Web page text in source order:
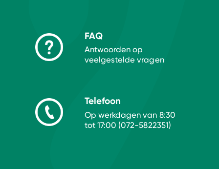
FAQ
Antwoorden op
veelgestelde vragen
Telefoon
Op werkdagen van 8:30
tot 17:00 (072-5822351)